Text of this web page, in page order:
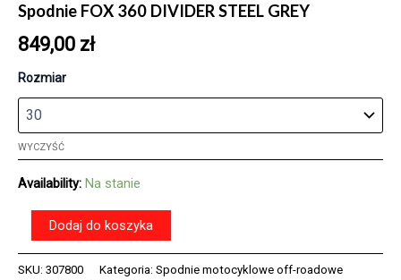
Spodnie FOX 360 DIVIDER STEEL GREY
849,00 zł
Rozmiar
WYCZYŚĆ
Availability: Na stanie
FOX
360
Dodaj do koszyka
SKU: 307800 Kategoria: Spodnie motocyklowe off-roadowe